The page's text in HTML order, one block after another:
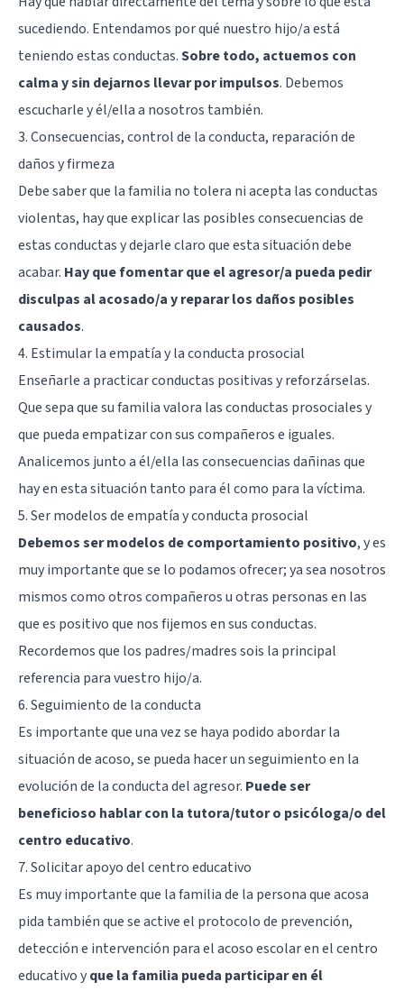
sucediendo. Entendamos por qué nuestro hijo/a está
teniendo estas conductas.Sobre todo, actuemos con
calma y sin dejarnos llevar por impulsos. Debemos
escucharle y él/ella a nosotros también.
3. Consecuencias, control de la conducta, reparación de
daños y firmeza
Debe saber que la familia no tolera ni acepta las conductas
violentas, hay que explicar las posibles consecuencias de
estas conductas y dejarle claro que esta situación debe
acabar. Hay que fomentar que el agresor/a pueda pedir
disculpas al acosado/a y reparar los daños posibles
causados.
4. Estimular la empatía y la conducta prosocial
Enseñarle a practicar conductas positivas y reforzárselas.
Que sepa que su familia valora las conductas prosociales y
que pueda empatizar con sus compañeros e iguales.
Analicemos junto a él/ella las consecuencias dañinas que
hay en esta situación tanto para él como para la víctima.
5. Ser modelos de empatía y conducta prosocial
Debemos ser modelos de comportamiento positivo, y es
muy importante que se lo podamos ofrecer; ya sea nosotros
mismos como otros compañeros u otras personas en las
que es positivo que nos fijemos en sus conductas.
Recordemos que los padres/madres sois la principal
referencia para vuestro hijo/a.
6. Seguimiento de la conducta
Es importante que una vez se haya podido abordar la
situación de acoso, se pueda hacer un seguimiento en la
evolución de la conducta del agresor. Puede ser
beneficioso hablar con la tutora/tutor o psicóloga/o del
centro educativo.
7. Solicitar apoyo del centro educativo
Es muy importante que la familia de la persona que acosa
pida también que se active el protocolo de prevención,
detección e intervención para el acoso escolar en el centro
educativo yque la familia pueda participar en él